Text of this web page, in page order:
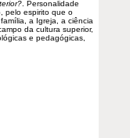
. Personalidade
pelo espirito que o
a Igreja, a ciência
da cultura superior,
e pedagógicas,